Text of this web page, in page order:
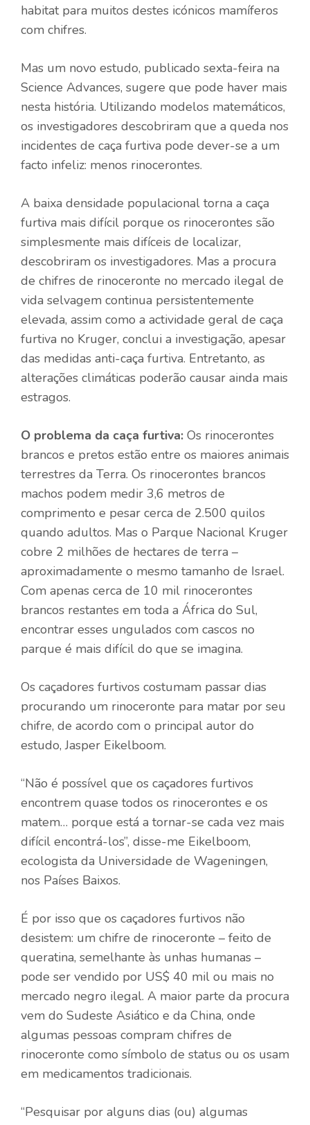
habitat para muitos destes icónicos mamíferos
com chifres.
Mas um novo estudo, publicado sexta-feira na
Science Advances, sugere que pode haver mais
nesta história. Utilizando modelos matemáticos,
os investigadores descobriram que a queda nos
incidentes de caça furtiva pode dever-se a um
facto infeliz: menos rinocerontes.
A baixa densidade populacional torna a caça
furtiva mais difícil porque os rinocerontes são
simplesmente mais difíceis de localizar,
descobriram os investigadores. Mas a procura
de chifres de rinoceronte no mercado ilegal de
vida selvagem continua persistentemente
elevada, assim como a actividade geral de caça
furtiva no Kruger, conclui a investigação, apesar
das medidas anti-caça furtiva. Entretanto, as
alterações climáticas poderão causar ainda mais
estragos.
O problema da caça furtiva: Os rinocerontes
brancos e pretos estão entre os maiores animais
terrestres da Terra. Os rinocerontes brancos
machos podem medir 3,6 metros de
comprimento e pesar cerca de 2.500 quilos
quando adultos. Mas o Parque Nacional Kruger
cobre 2 milhões de hectares de terra –
aproximadamente o mesmo tamanho de Israel.
Com apenas cerca de 10 mil rinocerontes
brancos restantes em toda a África do Sul,
encontrar esses ungulados com cascos no
parque é mais difícil do que se imagina.
Os caçadores furtivos costumam passar dias
procurando um rinoceronte para matar por seu
chifre, de acordo com o principal autor do
estudo, Jasper Eikelboom.
“Não é possível que os caçadores furtivos
encontrem quase todos os rinocerontes e os
matem… porque está a tornar-se cada vez mais
difícil encontrá-los”, disse-me Eikelboom,
ecologista da Universidade de Wageningen,
nos Países Baixos.
É por isso que os caçadores furtivos não
desistem: um chifre de rinoceronte – feito de
queratina, semelhante às unhas humanas –
pode ser vendido por US$ 40 mil ou mais no
mercado negro ilegal. A maior parte da procura
vem do Sudeste Asiático e da China, onde
algumas pessoas compram chifres de
rinoceronte como símbolo de status ou os usam
em medicamentos tradicionais.
“Pesquisar por alguns dias (ou) algumas